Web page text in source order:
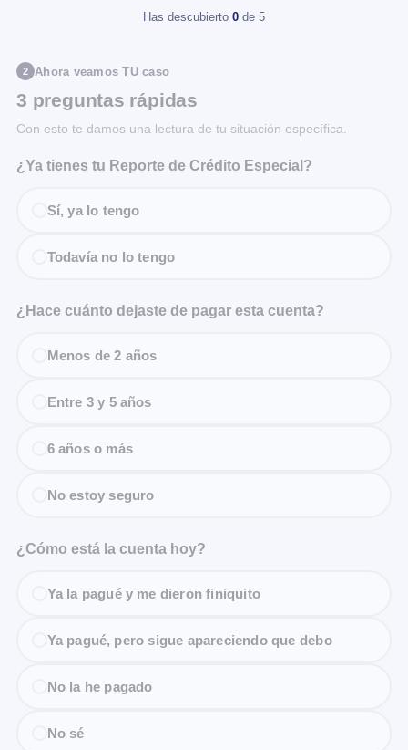
Has descubierto 0 de 5
2 Ahora veamos TU caso
3 preguntas rápidas
Con esto te damos una lectura de tu situación específica.
¿Ya tienes tu Reporte de Crédito Especial?
Sí, ya lo tengo
Todavía no lo tengo
¿Hace cuánto dejaste de pagar esta cuenta?
Menos de 2 años
Entre 3 y 5 años
6 años o más
No estoy seguro
¿Cómo está la cuenta hoy?
Ya la pagué y me dieron finiquito
Ya pagué, pero sigue apareciendo que debo
No la he pagado
No sé